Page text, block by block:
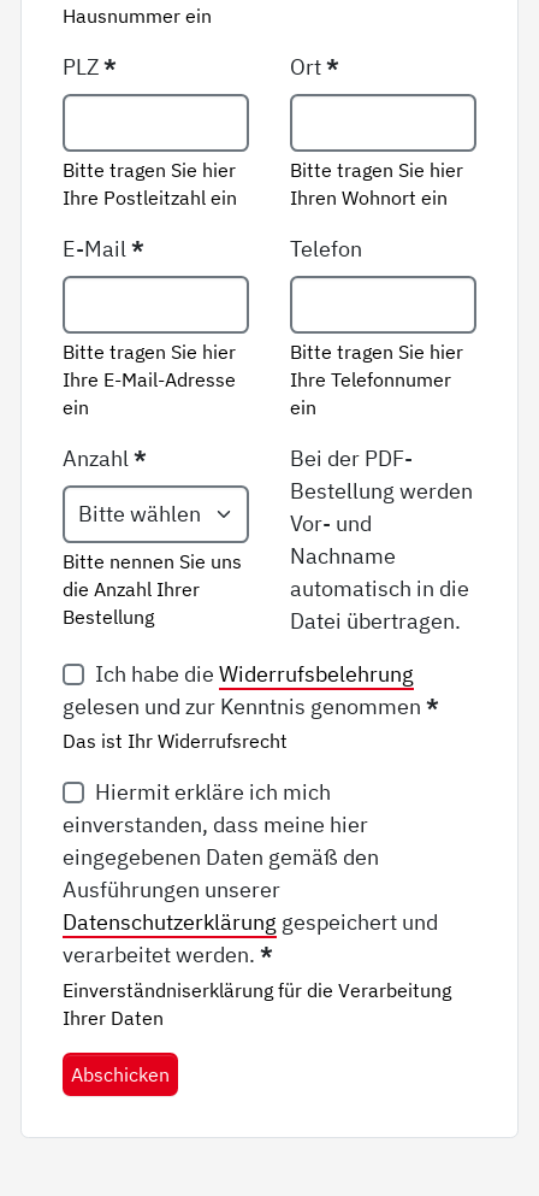
Hausnummer ein
PLZ*
Bitte tragen Sie hier
Ihre Postleitzahl ein
Ort*
Bitte tragen Sie hier
Ihren Wohnort ein
E-Mail*
Bitte tragen Sie hier
Ihre E-Mail-Adresse
ein
Telefon
Bitte tragen Sie hier
Ihre Telefonnumer
ein
Anzahl*
Bitte nennen Sie uns
die Anzahl Ihrer
Bestellung
Bei der PDF-
Bestellung werden
Vor- und
Nachname
automatisch in die
Datei übertragen.
Ich habe die Widerrufsbelehrung
gelesen und zur Kenntnis genommen*
Das ist Ihr Widerrufsrecht
Hiermit erkläre ich mich
einverstanden, dass meine hier
eingegebenen Daten gemäß den
Ausführungen unserer
Datenschutzerklärung gespeichert und
verarbeitet werden.*
Einverständniserklärung für die Verarbeitung
Ihrer Daten
Abschicken